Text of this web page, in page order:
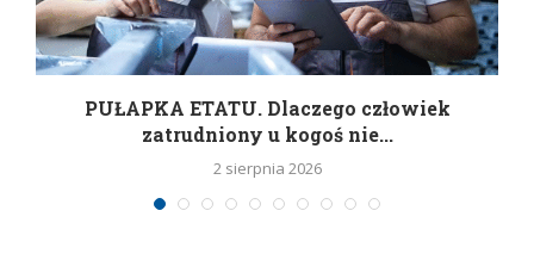
PUŁAPKA ETATU. Dlaczego człowiek
zatrudniony u kogoś nie...
2 sierpnia 2026